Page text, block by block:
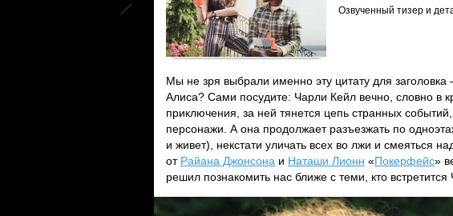
Озвученный тизер и
Мы не зря выбрали именно эту цитату для
Алиса? Сами посудите: Чарли Кейл вечно, словно в
приключения, за ней тянется цепь странных
персонажи. А она продолжает разъезжать по
и живет), некстати уличать всех во лжи и смеяться
от Райана Джонсона и Наташи Лионн «Покерфейс»
решил познакомить нас ближе с теми, кто встретится